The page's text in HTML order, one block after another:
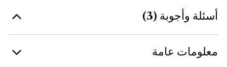
أسئلة وأجوبة (3)
معلومات عامة